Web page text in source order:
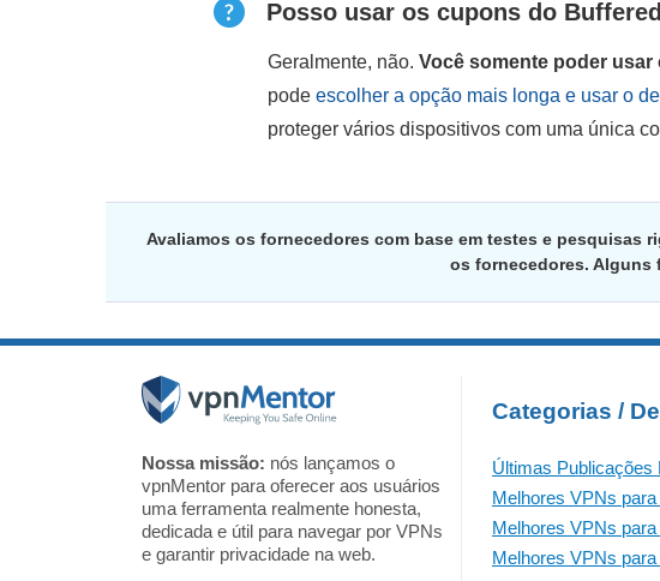
Posso usar os cupons do
Geralmente, não. Você somente poder
pode escolher a opção mais longa e usar o
proteger vários dispositivos com uma única
Avaliamos os fornecedores com base em testes e pesquisas
os fornecedores. Alguns
Nossa missão: nós lançamos o
vpnMentor para oferecer aos usuários
uma ferramenta realmente honesta,
dedicada e útil para navegar por VPNs
e garantir privacidade na web.
Categorias /
Últimas Publicações
Melhores VPNs
Melhores VPNs
Melhores VPNs